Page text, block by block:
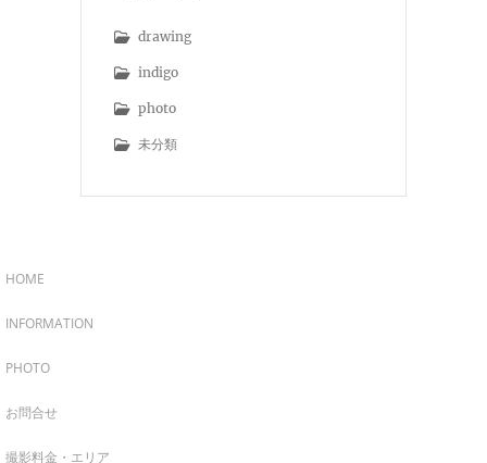
drawing
indigo
photo
未分類
HOME
INFORMATION
PHOTO
お問合せ
撮影料金・エリア